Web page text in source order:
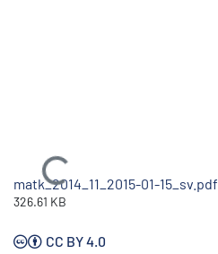
Ladataan...
matk_2014_11_2015-01-15_sv.pdf
326.61 KB
CC BY 4.0